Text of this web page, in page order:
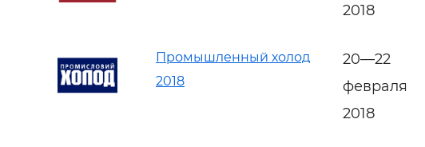
2018
Промышленный холод
2018
20—22
февраля
2018